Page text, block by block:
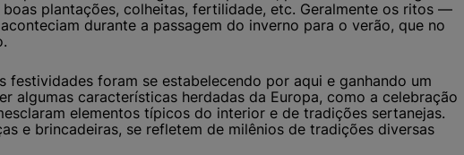
plantações, colheitas, fertilidade, etc. Geralmente os ritos —
durante a passagem do inverno para o verão, que no
festividades foram se estabelecendo por aqui e ganhando um
algumas características herdadas da Europa, como a celebração
elementos típicos do interior e de tradições sertanejas.
e brincadeiras, se refletem de milênios de tradições diversas